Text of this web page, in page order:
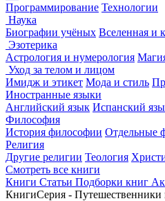
Программирование Технологии
Наука
Биографии учёных Вселенная и
Эзотерика
Астрология и нумерология
Уход за телом и лицом
Имидж и этикет Мода и стиль
Иностранные языки
Английский язык Испанский
Философия
История философии Отдельные
Религия
Другие религии Теология
Смотреть все книги
Книги Статьи Подборки книг
КнигиСерия -